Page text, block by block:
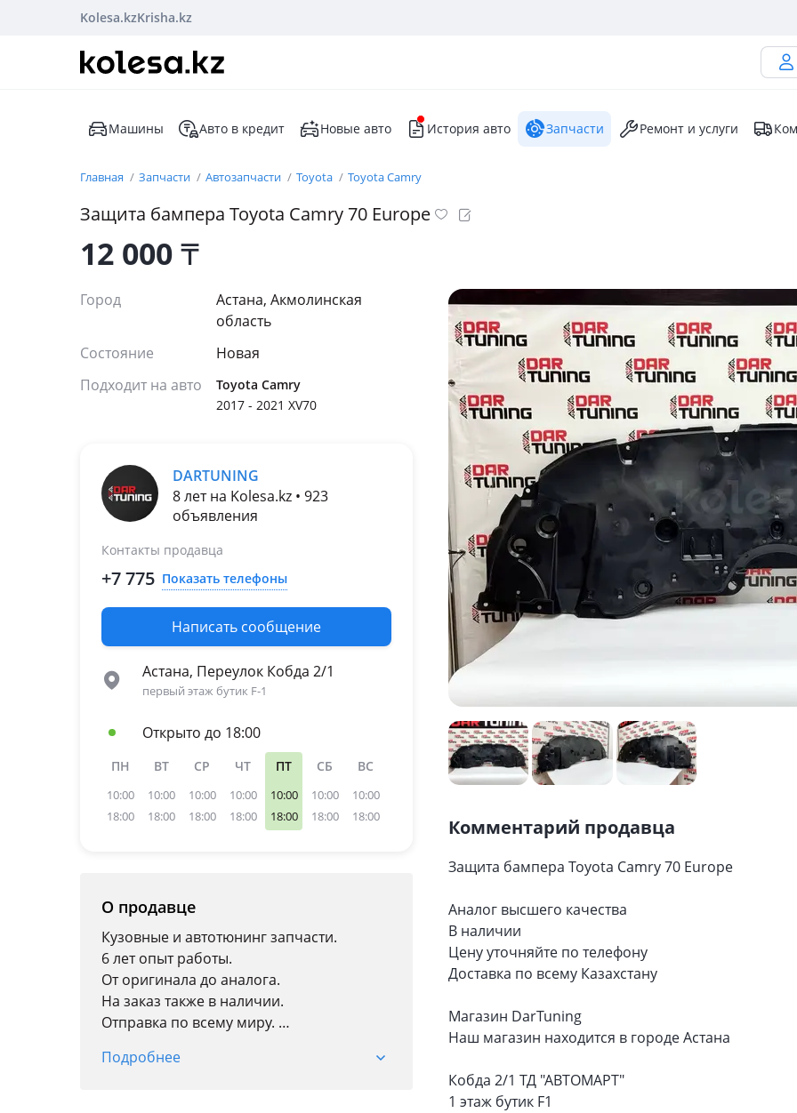
Kolesa.kzKrisha.kz
Машины Авто в кредит Новые авто История авто Запчасти Ремонт и услуги
Главная Запчасти Автозапчасти Toyota Toyota Camry
Защита бампера Toyota Camry 70 Europe
12 000₸
Город
Астана, Акмолинская
область
Состояние
Новая
Подходит на авто
Toyota Camry
2017 - 2021 XV70
DARTUNING
8 лет на Kolesa.kz • 923
объявления
Контакты продавца
+7 775 Показать телефоны
Написать сообщение
Астана, Переулок Кобда 2/1
первый этаж бутик F-1
Открыто до 18:00
ПН
10:00
18:00
ВТ
10:00
18:00
СР
10:00
18:00
ЧТ
10:00
18:00
ПТ
10:00
18:00
СБ
10:00
18:00
ВС
10:00
18:00
О продавце
Кузовные и автотюнинг запчасти.
6 лет опыт работы.
От оригинала до аналога.
На заказ также в наличии.
Отправка по всему миру.
"AUTOMART"
Подробнее
Комментарий продавца
Защита бампера Toyota Camry 70 Europe
Аналог высшего качества
В наличии
Цену уточняйте по телефону
Доставка по всему Казахстану
Магазин DarTuning
Наш магазин находится в городе Астана
Кобда 2/1 ТД "АВТОМАРТ"
1 этаж бутик F1